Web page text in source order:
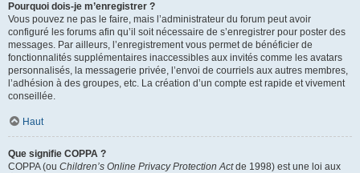
Pourquoi dois-je m’enregistrer ?
Vous pouvez ne pas le faire, mais l’administrateur du forum peut avoir
configuré les forums afin qu’il soit nécessaire de s’enregistrer pour poster des
messages. Par ailleurs, l’enregistrement vous permet de bénéficier de
fonctionnalités supplémentaires inaccessibles aux invités comme les avatars
personnalisés, la messagerie privée, l’envoi de courriels aux autres membres,
l’adhésion à des groupes, etc. La création d’un compte est rapide et vivement
conseillée.
Haut
Que signifie COPPA ?
COPPA (ou Children’s Online Privacy Protection Actde 1998) est une loi aux